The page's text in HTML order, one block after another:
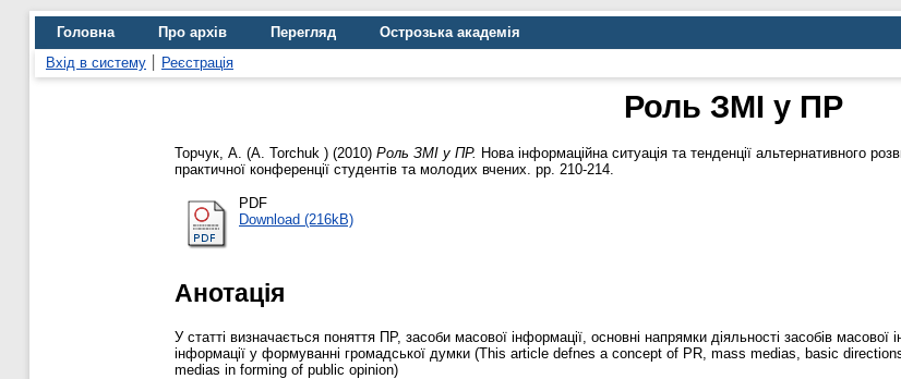
Головна Про архів Перегляд
Острозька академія
Вхід в систему
Реєстрація
Роль ЗМІ у ПР
Торчук, А. (A. Torchuk ) (2010) Роль ЗМІ у ПР. Нова інформаційна ситуація та тенденції альтернативного
практичної конференції студентів та молодих вчених. pp. 210-214.
PDF
Download (216kB)
Анотація
У статті визначається поняття ПР, засоби масової інформації, основні напрямки діяльності засобів
інформації у формуванні громадської думки (This article defnes a concept of PR, mass medias, basic
medias in forming of public opinion)